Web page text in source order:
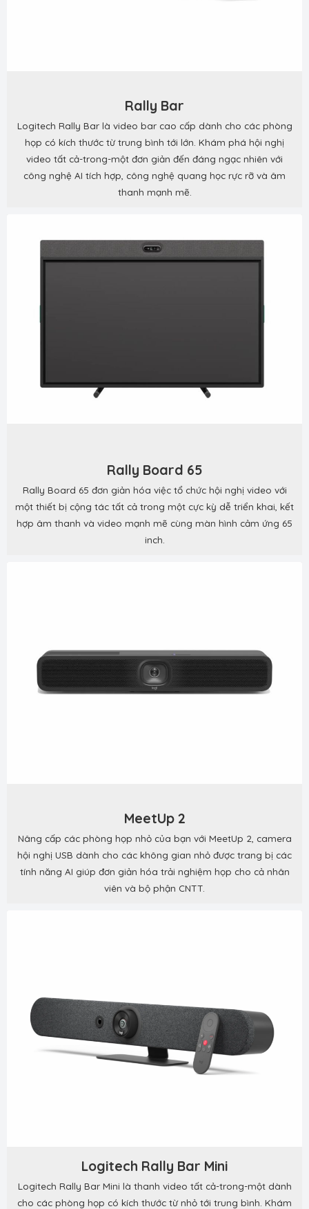
Rally Bar
Logitech Rally Bar là video bar cao cấp dành cho các phòng
họp có kích thước từ trung bình tới lớn. Khám phá hội nghị
video tất cả-trong-một đơn giản đến đáng ngạc nhiên với
công nghệ AI tích hợp, công nghệ quang học rực rỡ và âm
thanh mạnh mẽ.
Rally Board 65
Rally Board 65 đơn giản hóa việc tổ chức hội nghị video với
một thiết bị cộng tác tất cả trong một cực kỳ dễ triển khai, kết
hợp âm thanh và video mạnh mẽ cùng màn hình cảm ứng 65
inch.
MeetUp 2
Nâng cấp các phòng họp nhỏ của bạn với MeetUp 2, camera
hội nghị USB dành cho các không gian nhỏ được trang bị các
tính năng AI giúp đơn giản hóa trải nghiệm họp cho cả nhân
viên và bộ phận CNTT.
Logitech Rally Bar Mini
Logitech Rally Bar Mini là thanh video tất cả-trong-một dành
cho các phòng họp có kích thước từ nhỏ tới trung bình. Khám